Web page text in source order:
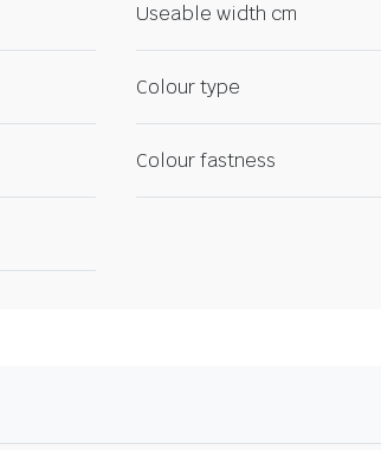
Useable width cm
Colour type
Colour fastness